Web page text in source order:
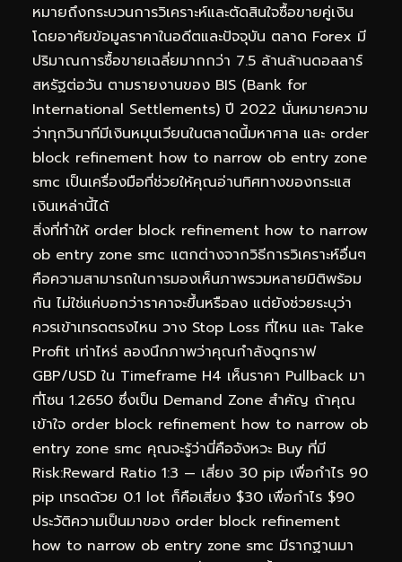
หมายถึงกระบวนการวิเคราะห์และตัดสินใจซื้อขายคู่เงิน
โดยอาศัยข้อมูลราคาในอดีตและปัจจุบัน ตลาด Forex มี
ปริมาณการซื้อขายเฉลี่ยมากกว่า 7.5 ล้านล้านดอลลาร์
สหรัฐต่อวัน ตามรายงานของ BIS (Bank for
International Settlements) ปี 2022 นั่นหมายความ
ว่าทุกวินาทีมีเงินหมุนเวียนในตลาดนี้มหาศาล และ order
block refinement how to narrow ob entry zone
smc เป็นเครื่องมือที่ช่วยให้คุณอ่านทิศทางของกระแส
เงินเหล่านี้ได้
สิ่งที่ทำให้ order block refinement how to narrow
ob entry zone smc แตกต่างจากวิธีการวิเคราะห์อื่นๆ
คือความสามารถในการมองเห็นภาพรวมหลายมิติพร้อม
กัน ไม่ใช่แค่บอกว่าราคาจะขึ้นหรือลง แต่ยังช่วยระบุว่า
ควรเข้าเทรดตรงไหน วาง Stop Loss ที่ไหน และ Take
Profit เท่าไหร่ ลองนึกภาพว่าคุณกำลังดูกราฟ
GBP/USD ใน Timeframe H4 เห็นราคา Pullback มา
ที่โซน 1.2650 ซึ่งเป็น Demand Zone สำคัญ ถ้าคุณ
เข้าใจ order block refinement how to narrow ob
entry zone smc คุณจะรู้ว่านี่คือจังหวะ Buy ที่มี
Risk:Reward Ratio 1:3 — เสี่ยง 30 pip เพื่อกำไร 90
pip เทรดด้วย 0.1 lot ก็คือเสี่ยง $30 เพื่อกำไร $90
ประวัติความเป็นมาของ order block refinement
how to narrow ob entry zone smc มีรากฐานมา